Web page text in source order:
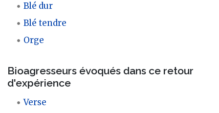
Blé dur
Blé tendre
Orge
Bioagresseurs évoqués dans ce retour
d'expérience
Verse